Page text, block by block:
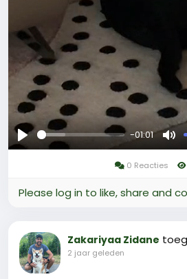
Afspelen
-01:01
0 Reacties
Please log in to like, share and
Zakariyaa Zidane
2 jaar geleden